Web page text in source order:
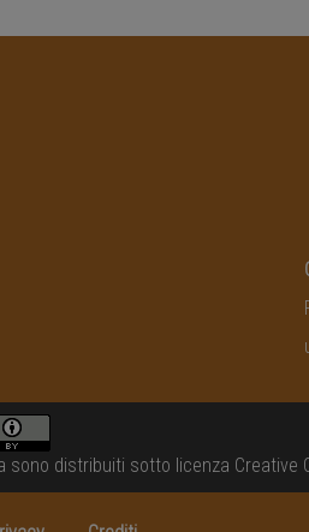
sono distribuiti sotto licenza Creative